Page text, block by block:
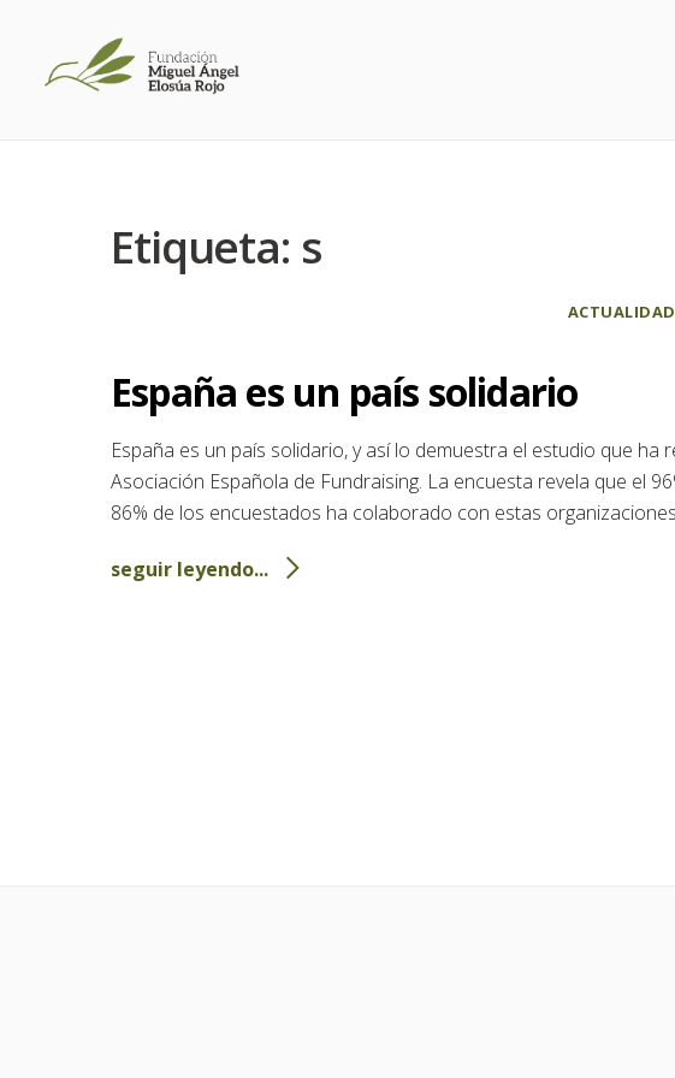
Etiqueta: s
ACTUALIDAD
España es un país solidario
España es un país solidario, y así lo demuestra el estudio que
Asociación Española de Fundraising. La encuesta revela que el
86% de los encuestados ha colaborado con estas
seguir leyendo...